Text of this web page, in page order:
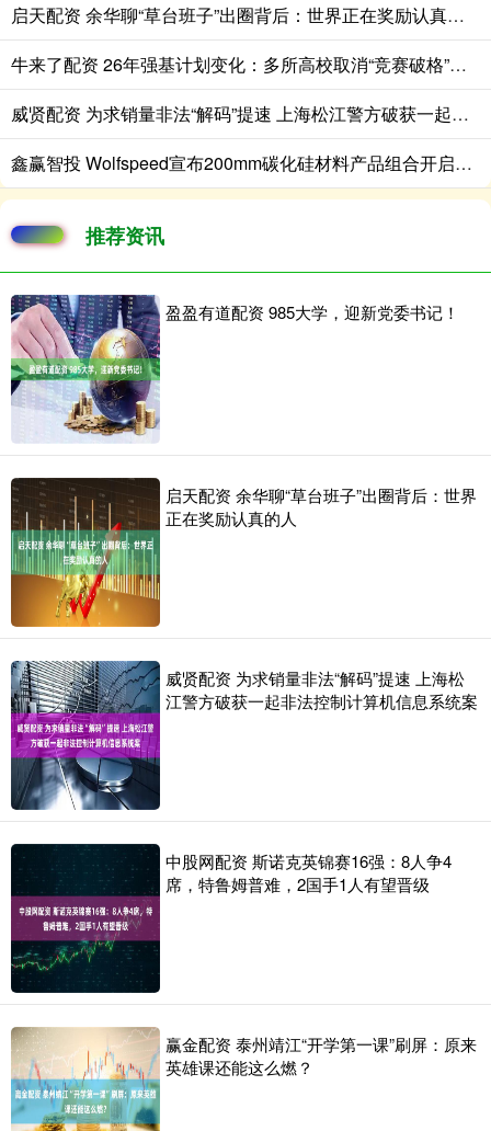
启天配资 余华聊“草台班子”出圈背后：世界正在奖励认真的人
牛来了配资 26年强基计划变化：多所高校取消“竞赛破格”，新增招生专业
威贤配资 为求销量非法“解码”提速 上海松江警方破获一起非法控制计算机信息系统案
鑫赢智投 Wolfspeed宣布200mm碳化硅材料产品组合开启大规模商用
推荐资讯
盈盈有道配资 985大学，迎新党委书记！
启天配资 余华聊“草台班子”出圈背后：世界
正在奖励认真的人
威贤配资 为求销量非法“解码”提速 上海松
江警方破获一起非法控制计算机信息系统案
中股网配资 斯诺克英锦赛16强：8人争4
席，特鲁姆普难，2国手1人有望晋级
赢金配资 泰州靖江“开学第一课”刷屏：原来
英雄课还能这么燃？